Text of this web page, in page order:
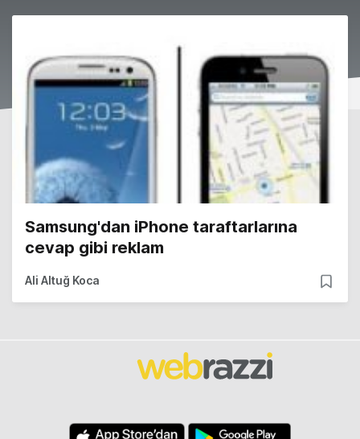
Samsung'dan iPhone taraftarlarına
cevap gibi reklam
Ali Altuğ Koca